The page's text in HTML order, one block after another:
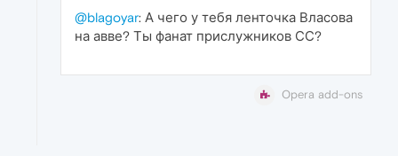
@blagoyar: А чего у тебя ленточка Власова
на авве? Ты фанат прислужников СС?
Opera add-ons